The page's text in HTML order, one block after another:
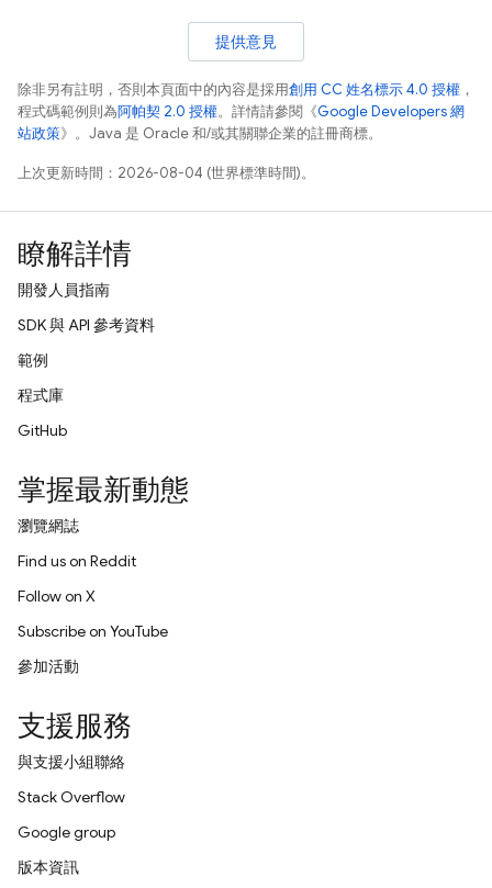
提供意見
除非另有註明，否則本頁面中的內容是採用創用 CC 姓名標示 4.0 授權 ，
程式碼範例則為阿帕契 2.0 授權。詳情請參閱《Google Developers 網
站政策》。Java 是 Oracle 和/或其關聯企業的註冊商標。
上次更新時間：2026-08-04 (世界標準時間)。
瞭解詳情
開發人員指南
SDK 與 API 參考資料
範例
程式庫
GitHub
掌握最新動態
瀏覽網誌
Find us on Reddit
Follow on X
Subscribe on YouTube
參加活動
支援服務
與支援小組聯絡
Stack Overflow
Google group
版本資訊